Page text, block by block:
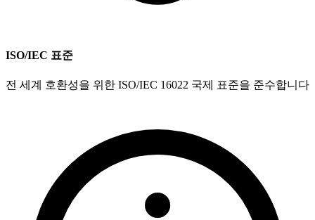
ISO/IEC 표준
전 세계 호환성을 위한 ISO/IEC 16022 국제 표준을 준수합니다